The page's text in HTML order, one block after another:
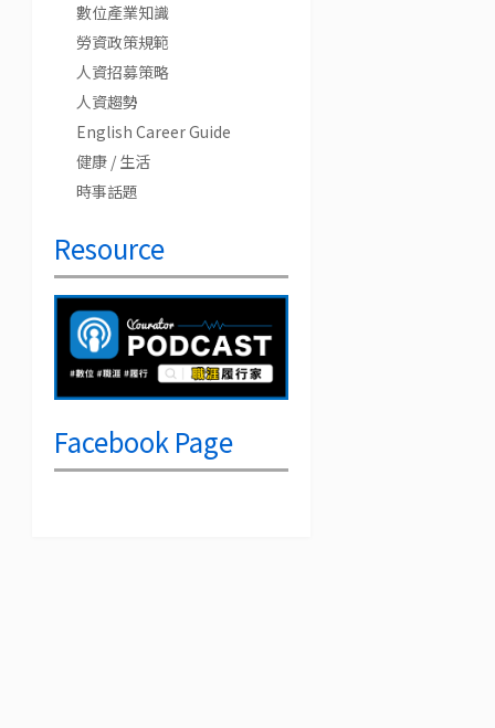
數位產業知識
勞資政策規範
人資招募策略
人資趨勢
English Career Guide
健康 / 生活
時事話題
Resource
Facebook Page